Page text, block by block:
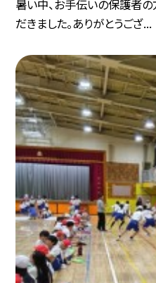
暑い中、お手伝いの保護者
だきました。ありがとうござ...